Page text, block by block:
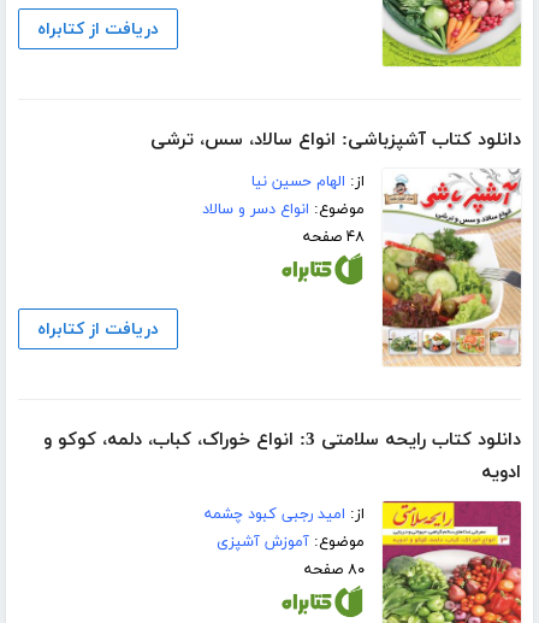
دریافت از کتابراه
دانلود کتاب آشپزباشی: انواع سالاد، سس، ترشى
از: الهام حسین نیا
موضوع: انواع دسر و سالاد
۴۸ صفحه
دریافت از کتابراه
دانلود کتاب رایحه سلامتی 3: انواع خوراک، کباب، دلمه، کوکو و
ادویه
از: امید رجبی کبود چشمه
موضوع:آموزش آشپزی
۸۰ صفحه